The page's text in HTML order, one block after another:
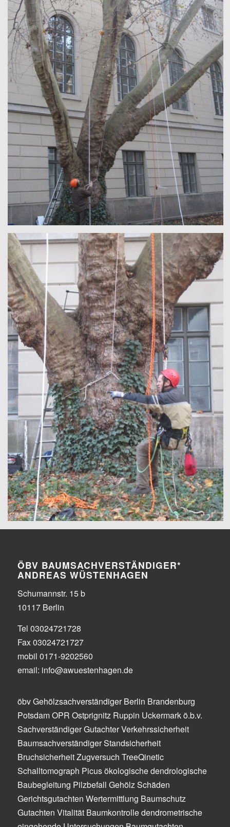
ÖBV BAUMSACHVERSTÄNDIGER*
ANDREAS WÜSTENHAGEN
Schumannstr. 15 b
10117 Berlin
Tel 03024721728
Fax 03024721727
mobil 0171-9202560
email: info@awuestenhagen.de
öbv Gehölzsachverständiger Berlin Brandenburg
Potsdam OPR Ostprignitz Ruppin Uckermark ö.b.v.
Sachverständiger Gutachter Verkehrssicherheit
Baumsachverständiger Standsicherheit
Bruchsicherheit Zugversuch TreeQinetic
Schalltomograph Picus ökologische dendrologische
Baubegleitung Pilzbefall Gehölz Schäden
Gerichtsgutachten Wertermittlung Baumschutz
Gutachten Vitalität Baumkontrolle dendrometrische